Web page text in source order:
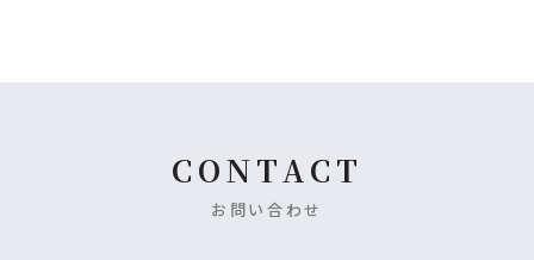
CONTACT
お問い合わせ